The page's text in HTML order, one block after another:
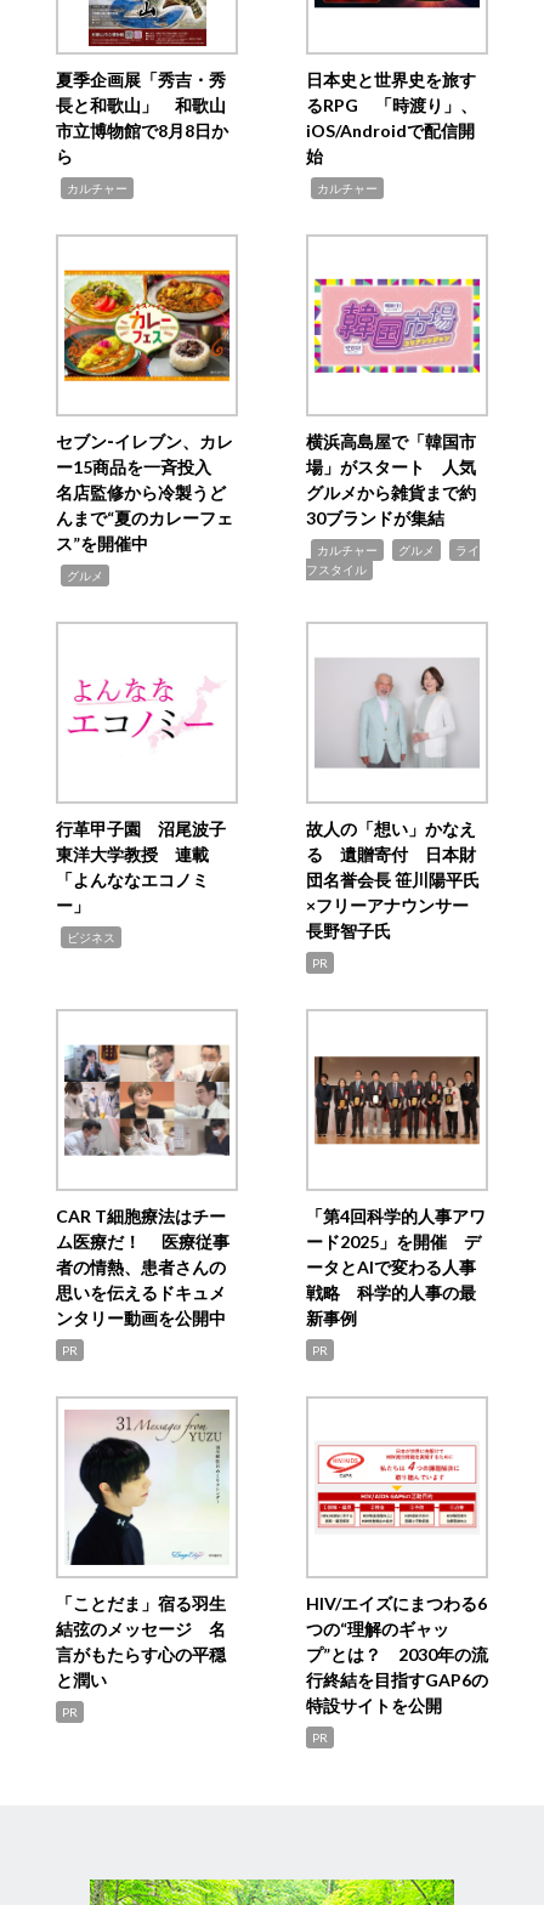
夏季企画展「秀吉・秀
長と和歌山」 和歌山
市立博物館で8月8日か
ら
カルチャー
日本史と世界史を旅す
るRPG 「時渡り」、
iOS/Androidで配信開
始
カルチャー
セブン‐イレブン、カレ
ー15商品を一斉投入
名店監修から冷製うど
んまで“夏のカレーフェ
ス”を開催中
グルメ
横浜高島屋で「韓国市
場」がスタート 人気
グルメから雑貨まで約
30ブランドが集結
カルチャー グルメ
ライ
フスタイル
行革甲子園 沼尾波子
東洋大学教授 連載
「よんななエコノミ
ー」
ビジネス
故人の「想い」かなえ
る 遺贈寄付 日本財
団名誉会長 笹川陽平氏
×フリーアナウンサー
長野智子氏
PR
CAR T細胞療法はチー
ム医療だ！ 医療従事
者の情熱、患者さんの
思いを伝えるドキュメ
ンタリー動画を公開中
PR
「第4回科学的人事アワ
ード2025」を開催 デ
ータとAIで変わる人事
戦略 科学的人事の最
新事例
PR
「ことだま」宿る羽生
結弦のメッセージ 名
言がもたらす心の平穏
と潤い
PR
HIV/エイズにまつわる6
つの“理解のギャッ
プ”とは？ 2030年の流
行終結を目指すGAP6の
特設サイトを公開
PR